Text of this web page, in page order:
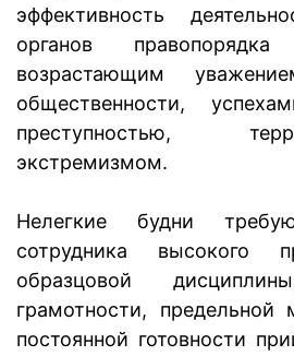
эффективность
органов правопорядка
возрастающим
общественности,
преступностью,
экстремизмом.
Нелегкие будни
сотрудника высокого
образцовой
грамотности, предельной
постоянной готовности